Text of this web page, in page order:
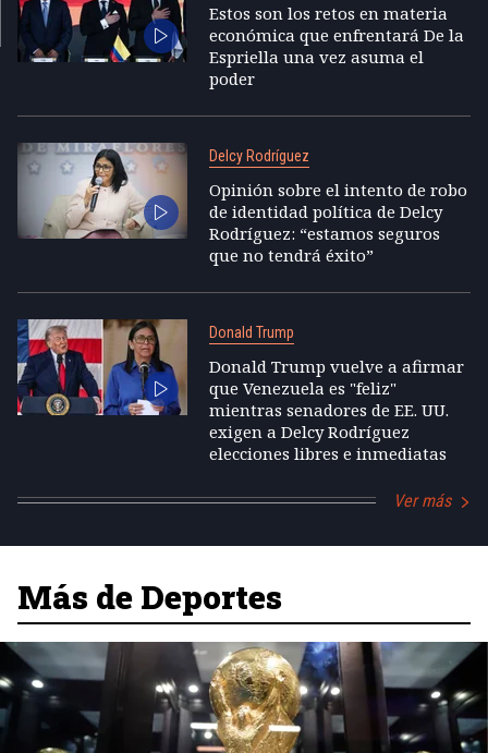
Estos son los retos en materia
económica que enfrentará De la
Espriella una vez asuma el
poder
Delcy Rodríguez
Opinión sobre el intento de robo
de identidad política de Delcy
Rodríguez: “estamos seguros
que no tendrá éxito”
Donald Trump
Donald Trump vuelve a afirmar
que Venezuela es "feliz"
mientras senadores de EE. UU.
exigen a Delcy Rodríguez
elecciones libres e inmediatas
Ver más
Más de Deportes